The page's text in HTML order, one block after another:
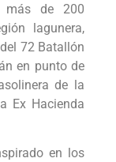
más de 200
lagunera,
72 Batallón
en punto de
de la
Ex Hacienda
en los